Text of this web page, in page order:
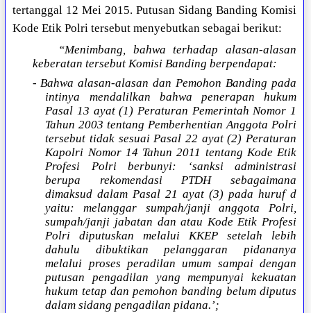
tertanggal 12 Mei 2015. Putusan Sidang Banding Komisi
Kode Etik Polri tersebut menyebutkan sebagai berikut:
“Menimbang, bahwa terhadap alasan-alasan
keberatan tersebut Komisi Banding berpendapat:
- Bahwa alasan-alasan dan Pemohon Banding pada
intinya mendalilkan bahwa penerapan hukum
Pasal 13 ayat (1) Peraturan Pemerintah Nomor 1
Tahun 2003 tentang Pemberhentian Anggota Polri
tersebut tidak sesuai Pasal 22 ayat (2) Peraturan
Kapolri Nomor 14 Tahun 2011 tentang Kode Etik
Profesi Polri berbunyi: ‘sanksi administrasi
berupa rekomendasi PTDH sebagaimana
dimaksud dalam Pasal 21 ayat (3) pada huruf d
yaitu: melanggar sumpah/janji anggota Polri,
sumpah/janji jabatan dan atau Kode Etik Profesi
Polri diputuskan melalui KKEP setelah lebih
dahulu dibuktikan pelanggaran pidananya
melalui proses peradilan umum sampai dengan
putusan pengadilan yang mempunyai kekuatan
hukum tetap dan pemohon banding belum diputus
dalam sidang pengadilan pidana.’;